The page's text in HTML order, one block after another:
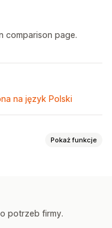
comparison page.
na język Polski
Pokaż funkcje
potrzeb firmy.